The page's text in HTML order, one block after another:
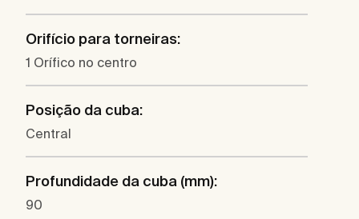
Orifício para torneiras:
1 Orífico no centro
Posição da cuba:
Central
Profundidade da cuba (mm):
90